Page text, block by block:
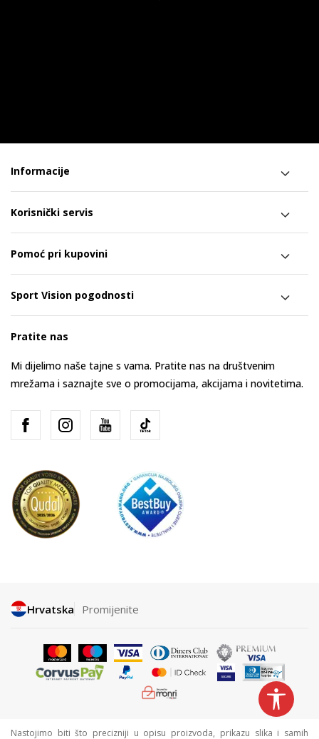
Informacije
Korisnički servis
Pomoć pri kupovini
Sport Vision pogodnosti
Pratite nas
Mi dijelimo naše tajne s vama. Pratite nas na društvenim
mrežama i saznajte sve o promocijama, akcijama i novitetima.
Hrvatska Promijenite
Nastojimo biti što precizniji u opisu proizvoda, prikazu slika i samih